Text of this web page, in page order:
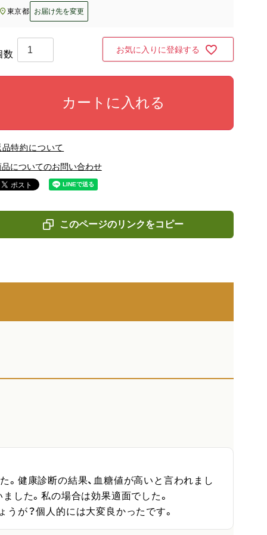
東京都 お届け先を変更
お気に入りに登録する
カートに入れる
品特約について
品についてのお問い合わせ
このページのリンクをコピー
健康診断の結果、血糖値が高いと言われまし
した。私の場合は効果適面でした。
が？個人的には大変良かったです。